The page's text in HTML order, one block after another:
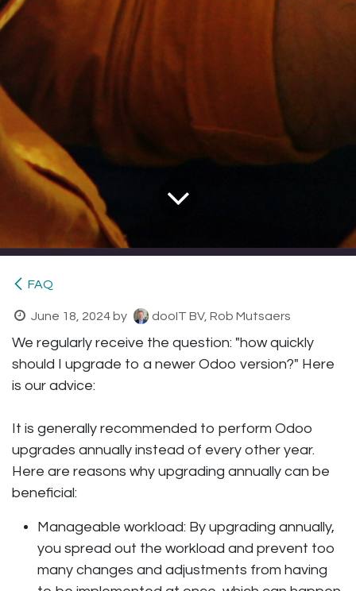
FAQ
June 18, 2024 by dooIT BV, Rob Mutsaers
We regularly receive the question: "how quickly
should I upgrade to a newer Odoo version?" Here
is our advice:
It is generally recommended to perform Odoo
upgrades annually instead of every other year.
Here are reasons why upgrading annually can be
beneficial:
Manageable workload: By upgrading annually,
you spread out the workload and prevent too
many changes and adjustments from having